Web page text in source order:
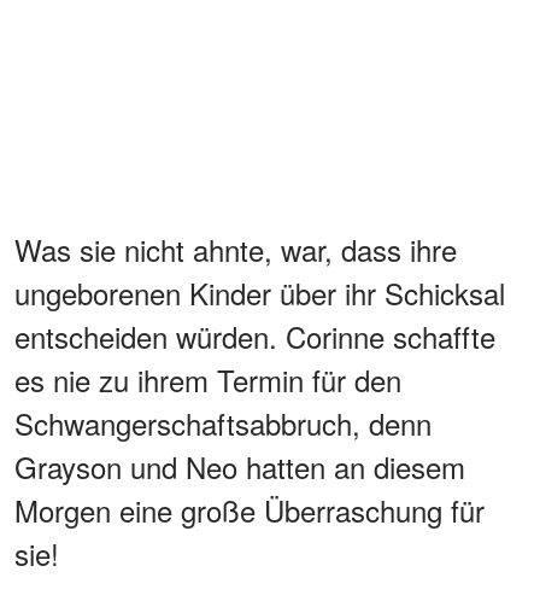
Was sie nicht ahnte, war, dass ihre
ungeborenen Kinder über ihr Schicksal
entscheiden würden. Corinne schaffte
es nie zu ihrem Termin für den
Schwangerschaftsabbruch, denn
Grayson und Neo hatten an diesem
Morgen eine große Überraschung für
sie!